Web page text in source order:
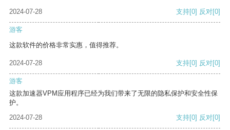
2024-07-28 支持[0] 反对[0]
游客
这款软件的价格非常实惠，值得推荐。
2024-07-28 支持[0] 反对[0]
游客
这款加速器VPM应用程序已经为我们带来了无限的隐私保护和安全性保
护。
2024-07-28
支持[0] 反对[0]